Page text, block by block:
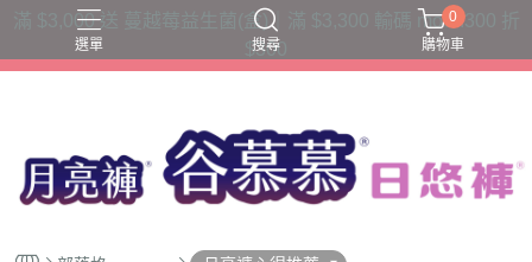
選單 搜尋
三片衛生棉吸收量 六片衛生棉吸收量 夜用款
護墊內褲
0
購物車
滿 $3,000 送 蔓越莓益生菌(盒)｜滿 $3,300 輸碼 moon300 折
$300